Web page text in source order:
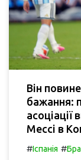
Він
бажання:
Мессі в
#Іспанія #